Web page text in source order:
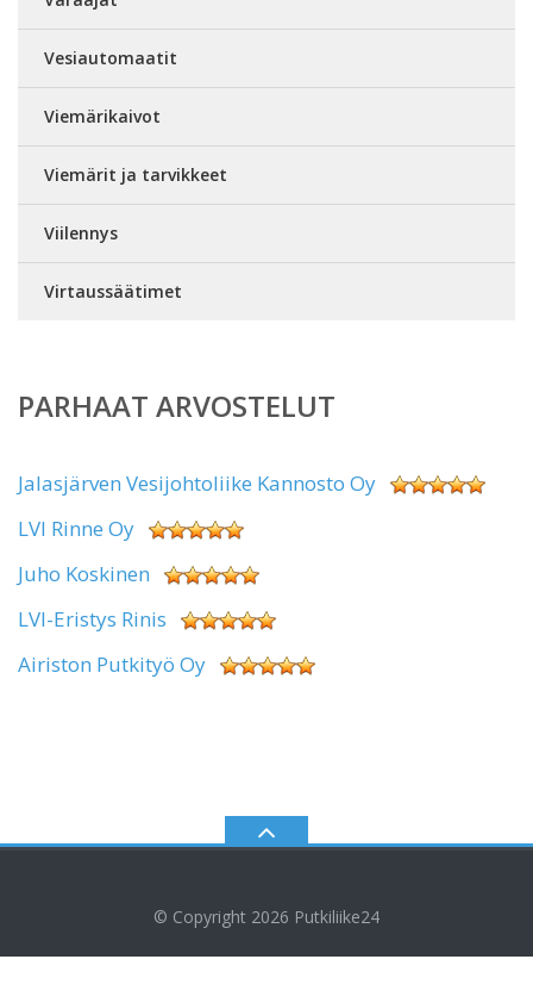
Vesiautomaatit
Viemärikaivot
Viemärit ja tarvikkeet
Viilennys
Virtaussäätimet
PARHAAT ARVOSTELUT
Jalasjärven Vesijohtoliike Kannosto Oy
LVI Rinne Oy
Juho Koskinen
LVI-Eristys Rinis
Airiston Putkityö Oy
© Copyright 2026 Putkiliike24